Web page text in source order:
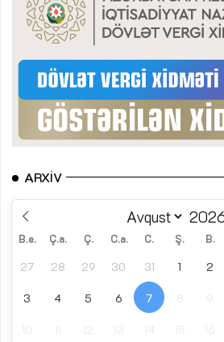
ARXIV
B.e. Ç.a. Ç. C.a. C. Ş. B.
27 28 29 30 31 1 2
3 4 5 6 7